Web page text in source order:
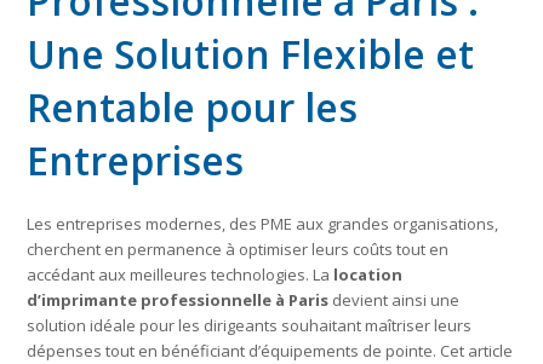
Une Solution Flexible et
Rentable pour les
Entreprises
Les entreprises modernes, des PME aux grandes organisations,
cherchent en permanence à optimiser leurs coûts tout en
accédant aux meilleures technologies. La location
d’imprimante professionnelle à Paris devient ainsi une
solution idéale pour les dirigeants souhaitant maîtriser leurs
dépenses tout en bénéficiant d’équipements de pointe. Cet article